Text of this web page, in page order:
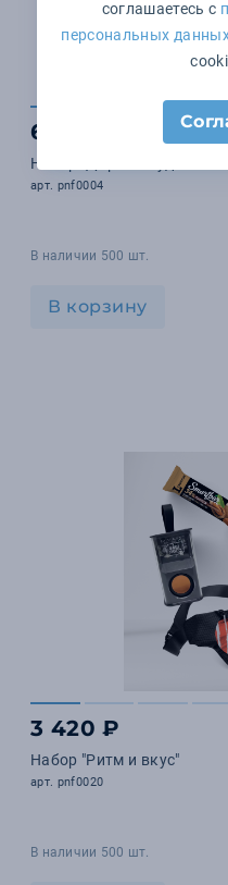
6 960 ₽
Набор "Дорога с
арт. pnf0004
В наличии 500 шт.
В корзину
3 420 ₽
Набор "Ритм и вкус"
арт. pnf0020
В наличии 500 шт.
соглашаетесь с
персональных